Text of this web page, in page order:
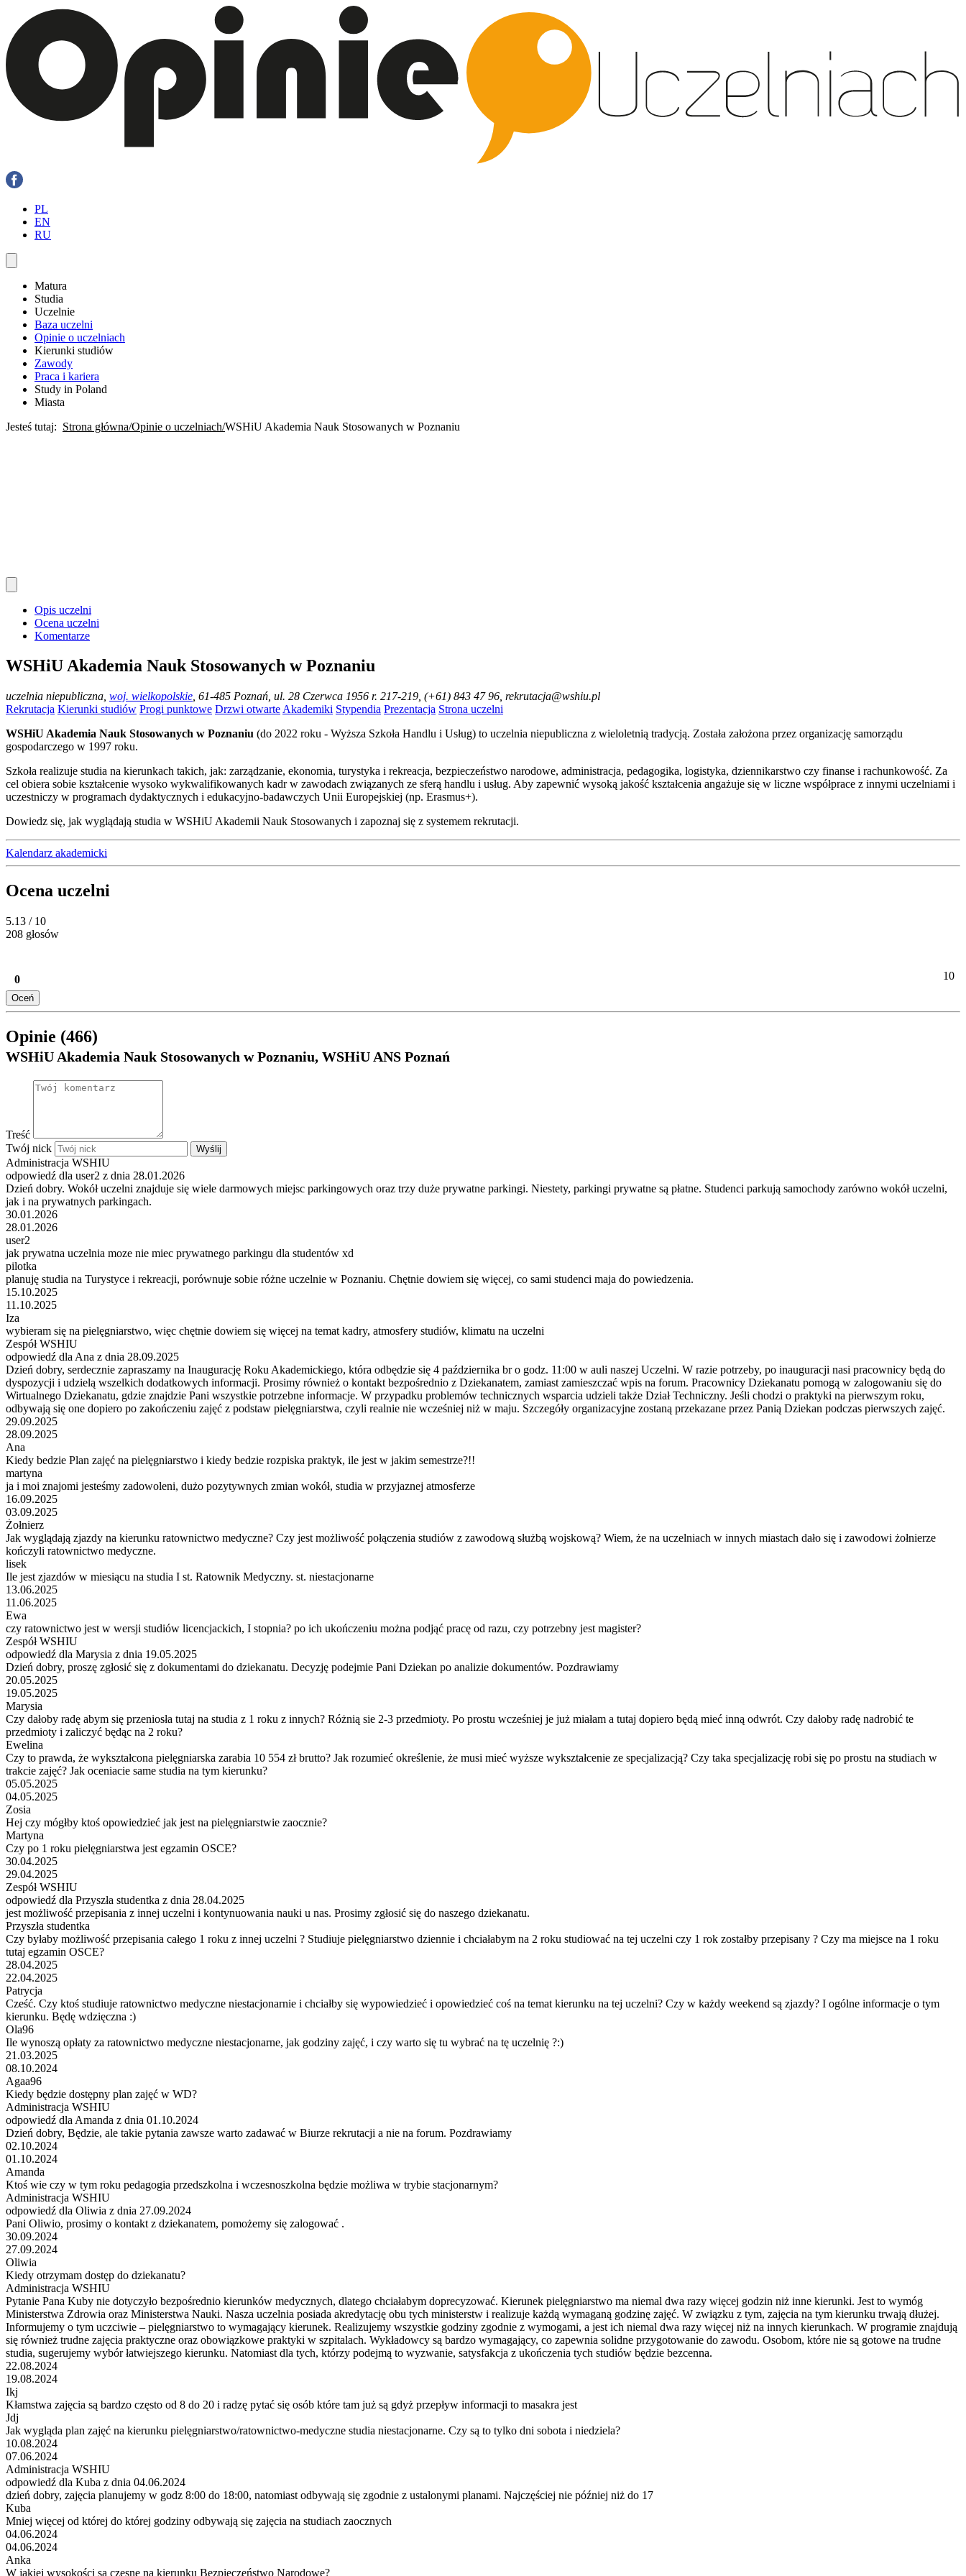
PL
EN
RU
Matura
Studia
Uczelnie
Baza uczelni
Opinie o uczelniach
Kierunki studiów
Zawody
Praca i kariera
Study in Poland
Miasta
Jesteś tutaj: Strona główna Opinie o uczelniach WSHiU Akademia Nauk Stosowanych w Poznaniu
Opis uczelni
Ocena uczelni
Komentarze
WSHiU Akademia Nauk Stosowanych w Poznaniu
uczelnia niepubliczna woj. wielkopolskie , 61-485 Poznań, ul. 28 Czerwca 1956 r. 217-219, (+61) 843 47 96, rekrutacja@wshiu.pl
Rekrutacja Kierunki studiów Progi punktowe Drzwi otwarte Akademiki Stypendia Prezentacja Strona uczelni
WSHiU Akademia Nauk Stosowanych w Poznaniu (do 2022 roku - Wyższa Szkoła Handlu i Usług) to uczelnia niepubliczna z wieloletnią tradycją. Została założona przez organizację samorządu
gospodarczego w 1997 roku.
Szkoła realizuje studia na kierunkach takich, jak: zarządzanie, ekonomia, turystyka i rekreacja, bezpieczeństwo narodowe, administracja, pedagogika, logistyka, dziennikarstwo czy finanse i rachunkowość. Za
cel obiera sobie kształcenie wysoko wykwalifikowanych kadr w zawodach związanych ze sferą handlu i usług. Aby zapewnić wysoką jakość kształcenia angażuje się w liczne współprace z innymi uczelniami i
uczestniczy w programach dydaktycznych i edukacyjno-badawczych Unii Europejskiej (np. Erasmus+).
Dowiedz się, jak wyglądają studia w WSHiU Akademii Nauk Stosowanych i zapoznaj się z systemem rekrutacji.
Kalendarz akademicki
Ocena uczelni
5.13 / 10
208 głosów
0 10
Oceń
Opinie (466)
WSHiU Akademia Nauk Stosowanych w Poznaniu, WSHiU ANS Poznań
Treść
Twój nick
Wyślij
Administracja WSHIU
odpowiedź dla user2 z dnia 28.01.2026
Dzień dobry. Wokół uczelni znajduje się wiele darmowych miejsc parkingowych oraz trzy duże prywatne parkingi. Niestety, parkingi prywatne są płatne. Studenci parkują samochody zarówno wokół uczelni,
jak i na prywatnych parkingach.
30.01.2026
28.01.2026
user2
jak prywatna uczelnia moze nie miec prywatnego parkingu dla studentów xd
pilotka
planuję studia na Turystyce i rekreacji, porównuje sobie różne uczelnie w Poznaniu. Chętnie dowiem się więcej, co sami studenci maja do powiedzenia.
15.10.2025
11.10.2025
Iza
wybieram się na pielęgniarstwo, więc chętnie dowiem się więcej na temat kadry, atmosfery studiów, klimatu na uczelni
Zespół WSHIU
odpowiedź dla Ana z dnia 28.09.2025
Dzień dobry, serdecznie zapraszamy na Inaugurację Roku Akademickiego, która odbędzie się 4 października br o godz. 11:00 w auli naszej Uczelni. W razie potrzeby, po inauguracji nasi pracownicy będą do
dyspozycji i udzielą wszelkich dodatkowych informacji. Prosimy również o kontakt bezpośrednio z Dziekanatem, zamiast zamieszczać wpis na forum. Pracownicy Dziekanatu pomogą w zalogowaniu się do
Wirtualnego Dziekanatu, gdzie znajdzie Pani wszystkie potrzebne informacje. W przypadku problemów technicznych wsparcia udzieli także Dział Techniczny. Jeśli chodzi o praktyki na pierwszym roku,
odbywają się one dopiero po zakończeniu zajęć z podstaw pielęgniarstwa, czyli realnie nie wcześniej niż w maju. Szczegóły organizacyjne zostaną przekazane przez Panią Dziekan podczas pierwszych zajęć.
29.09.2025
28.09.2025
Ana
Kiedy bedzie Plan zajęć na pielęgniarstwo i kiedy bedzie rozpiska praktyk, ile jest w jakim semestrze?!!
martyna
ja i moi znajomi jesteśmy zadowoleni, dużo pozytywnych zmian wokół, studia w przyjaznej atmosferze
16.09.2025
03.09.2025
Żołnierz
Jak wyglądają zjazdy na kierunku ratownictwo medyczne? Czy jest możliwość połączenia studiów z zawodową służbą wojskową? Wiem, że na uczelniach w innych miastach dało się i zawodowi żołnierze
kończyli ratownictwo medyczne.
lisek
Ile jest zjazdów w miesiącu na studia I st. Ratownik Medyczny. st. niestacjonarne
13.06.2025
11.06.2025
Ewa
czy ratownictwo jest w wersji studiów licencjackich, I stopnia? po ich ukończeniu można podjąć pracę od razu, czy potrzebny jest magister?
Zespół WSHIU
odpowiedź dla Marysia z dnia 19.05.2025
Dzień dobry, proszę zgłosić się z dokumentami do dziekanatu. Decyzję podejmie Pani Dziekan po analizie dokumentów. Pozdrawiamy
20.05.2025
19.05.2025
Marysia
Czy dałoby radę abym się przeniosła tutaj na studia z 1 roku z innych? Różnią sie 2-3 przedmioty. Po prostu wcześniej je już miałam a tutaj dopiero będą mieć inną odwrót. Czy dałoby radę nadrobić te
przedmioty i zaliczyć będąc na 2 roku?
Ewelina
Czy to prawda, że wykształcona pielęgniarska zarabia 10 554 zł brutto? Jak rozumieć określenie, że musi mieć wyższe wykształcenie ze specjalizacją? Czy taka specjalizację robi się po prostu na studiach w
trakcie zajęć? Jak oceniacie same studia na tym kierunku?
05.05.2025
04.05.2025
Zosia
Hej czy mógłby ktoś opowiedzieć jak jest na pielęgniarstwie zaocznie?
Martyna
Czy po 1 roku pielęgniarstwa jest egzamin OSCE?
30.04.2025
29.04.2025
Zespół WSHIU
odpowiedź dla Przyszła studentka z dnia 28.04.2025
jest możliwość przepisania z innej uczelni i kontynuowania nauki u nas. Prosimy zgłosić się do naszego dziekanatu.
Przyszła studentka
Czy byłaby możliwość przepisania całego 1 roku z innej uczelni ? Studiuje pielęgniarstwo dziennie i chciałabym na 2 roku studiować na tej uczelni czy 1 rok zostałby przepisany ? Czy ma miejsce na 1 roku
tutaj egzamin OSCE?
28.04.2025
22.04.2025
Patrycja
Cześć. Czy ktoś studiuje ratownictwo medyczne niestacjonarnie i chciałby się wypowiedzieć i opowiedzieć coś na temat kierunku na tej uczelni? Czy w każdy weekend są zjazdy? I ogólne informacje o tym
kierunku. Będę wdzięczna :)
Ola96
Ile wynoszą opłaty za ratownictwo medyczne niestacjonarne, jak godziny zajęć, i czy warto się tu wybrać na tę uczelnię ?:)
21.03.2025
08.10.2024
Agaa96
Kiedy będzie dostępny plan zajęć w WD?
Administracja WSHIU
odpowiedź dla Amanda z dnia 01.10.2024
Dzień dobry, Będzie, ale takie pytania zawsze warto zadawać w Biurze rekrutacji a nie na forum. Pozdrawiamy
02.10.2024
01.10.2024
Amanda
Ktoś wie czy w tym roku pedagogia przedszkolna i wczesnoszkolna będzie możliwa w trybie stacjonarnym?
Administracja WSHIU
odpowiedź dla Oliwia z dnia 27.09.2024
Pani Oliwio, prosimy o kontakt z dziekanatem, pomożemy się zalogować .
30.09.2024
27.09.2024
Oliwia
Kiedy otrzymam dostęp do dziekanatu?
Administracja WSHIU
Pytanie Pana Kuby nie dotyczyło bezpośrednio kierunków medycznych, dlatego chciałabym doprecyzować. Kierunek pielęgniarstwo ma niemal dwa razy więcej godzin niż inne kierunki. Jest to wymóg
Ministerstwa Zdrowia oraz Ministerstwa Nauki. Nasza uczelnia posiada akredytację obu tych ministerstw i realizuje każdą wymaganą godzinę zajęć. W związku z tym, zajęcia na tym kierunku trwają dłużej.
Informujemy o tym uczciwie – pielęgniarstwo to wymagający kierunek. Realizujemy wszystkie godziny zgodnie z wymogami, a jest ich niemal dwa razy więcej niż na innych kierunkach. W programie znajdują
się również trudne zajęcia praktyczne oraz obowiązkowe praktyki w szpitalach. Wykładowcy są bardzo wymagający, co zapewnia solidne przygotowanie do zawodu. Osobom, które nie są gotowe na trudne
studia, sugerujemy wybór łatwiejszego kierunku. Natomiast dla tych, którzy podejmą to wyzwanie, satysfakcja z ukończenia tych studiów będzie bezcenna.
22.08.2024
19.08.2024
Ikj
Kłamstwa zajęcia są bardzo często od 8 do 20 i radzę pytać się osób które tam już są gdyż przepływ informacji to masakra jest
Jdj
Jak wygląda plan zajęć na kierunku pielęgniarstwo/ratownictwo-medyczne studia niestacjonarne. Czy są to tylko dni sobota i niedziela?
10.08.2024
07.06.2024
Administracja WSHIU
odpowiedź dla Kuba z dnia 04.06.2024
dzień dobry, zajęcia planujemy w godz 8:00 do 18:00, natomiast odbywają się zgodnie z ustalonymi planami. Najczęściej nie później niż do 17
Kuba
Mniej więcej od której do której godziny odbywają się zajęcia na studiach zaocznych
04.06.2024
04.06.2024
Anka
W jakiej wysokości są czesne na kierunku Bezpieczeństwo Narodowe?